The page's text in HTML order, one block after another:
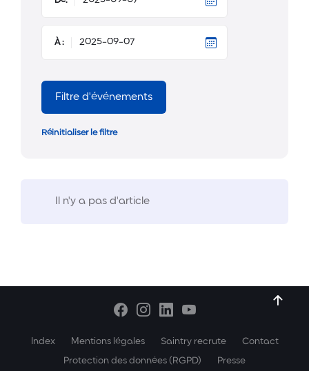
À :
Filtre d'événements
Réinitialiser le filtre
Il n'y a pas d'article
Index Mentions légales Saintry recrute
Contact
Protection des données (RGPD)
Presse